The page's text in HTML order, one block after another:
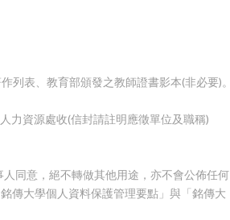
列表、教育部頒發之教師證書影本(非必要)。
力資源處收(信封請註明應徵單位及職稱)
同意，絕不轉做其他用途，亦不會公佈任何
傳大學個人資料保護管理要點」與「銘傳大